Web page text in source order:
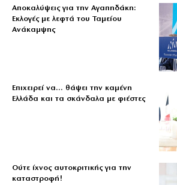
Αποκαλύψεις για την Αγαπηδάκη:
Εκλογές με λεφτά του Ταμείου
Ανάκαμψης
Επιχειρεί να… θάψει την καμένη
Ελλάδα και τα σκάνδαλα με φιέστες
Ούτε ίχνος αυτοκριτικής για την
καταστροφή!